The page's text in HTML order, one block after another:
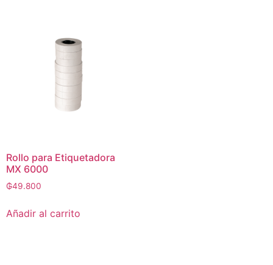
Rollo para Etiquetadora
MX 6000
₲49.800
Añadir al carrito